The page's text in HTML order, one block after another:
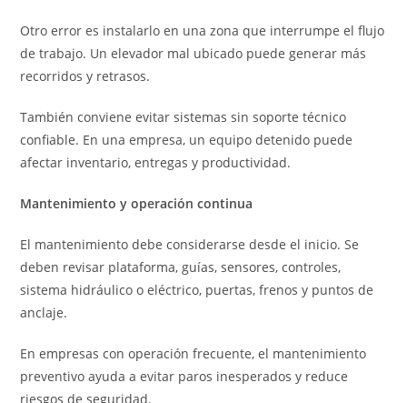
Otro error es instalarlo en una zona que interrumpe el flujo
de trabajo. Un elevador mal ubicado puede generar más
recorridos y retrasos.
También conviene evitar sistemas sin soporte técnico
confiable. En una empresa, un equipo detenido puede
afectar inventario, entregas y productividad.
Mantenimiento y operación continua
El mantenimiento debe considerarse desde el inicio. Se
deben revisar plataforma, guías, sensores, controles,
sistema hidráulico o eléctrico, puertas, frenos y puntos de
anclaje.
En empresas con operación frecuente, el mantenimiento
preventivo ayuda a evitar paros inesperados y reduce
riesgos de seguridad.